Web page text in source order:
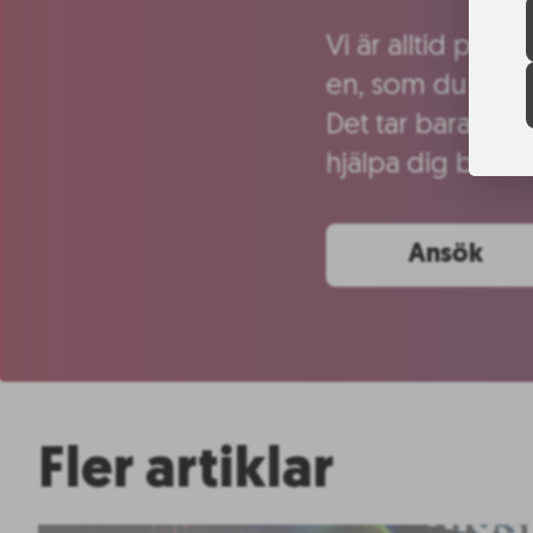
Vi är alltid på
en, som du tror
Det tar bara 15
hjälpa dig bäst.
Ansök
Fler artiklar